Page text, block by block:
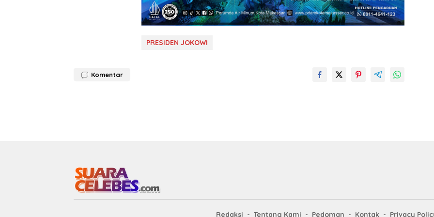
PRESIDEN JOKOWI
Komentar
Redaksi Tentang Kami Pedoman Kontak Privacy